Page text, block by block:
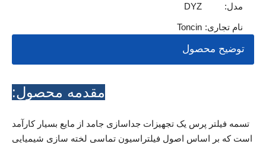
مدل: DYZ
نام تجاری: Toncin
توضیح محصول
مقدمه محصول:
تسمه فیلتر پرس یک تجهیزات جداسازی جامد از مایع بسیار کارآمد
است که بر اساس اصول فیلتراسیون تماسی لخته سازی شیمیایی